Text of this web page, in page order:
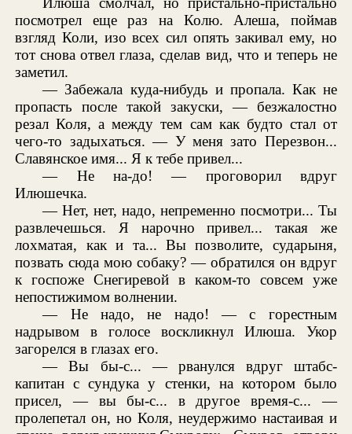
посмотрел еще раз на Колю. Алеша, поймав
взгляд Коли, изо всех сил опять закивал ему, но
тот снова отвел глаза, сделав вид, что и теперь не
заметил.
— Забежала куда-нибудь и пропала. Как не
пропасть после такой закуски, — безжалостно
резал Коля, а между тем сам как будто стал от
чего-то задыхаться. — У меня зато Перезвон...
Славянское имя... Я к тебе привел...
— Не на-до! — проговорил вдруг
Илюшечка.
— Нет, нет, надо, непременно посмотри... Ты
развлечешься. Я нарочно привел... такая же
лохматая, как и та... Вы позволите, сударыня,
позвать сюда мою собаку? — обратился он вдруг
к госпоже Снегиревой в каком-то совсем уже
непостижимом волнении.
— Не надо, не надо! — с горестным
надрывом в голосе воскликнул Илюша. Укор
загорелся в глазах его.
— Вы бы-с... — рванулся вдруг штабс-
капитан с сундука у стенки, на котором было
присел, — вы бы-с... в другое время-с... —
пролепетал он, но Коля, неудержимо настаивая и